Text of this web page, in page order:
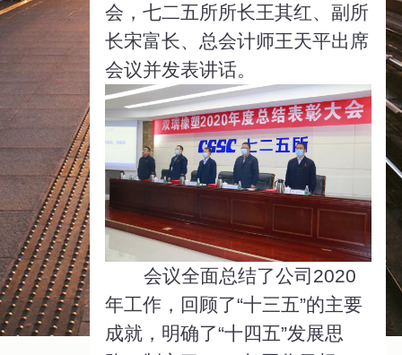
会，七二五所所长王其红、副所
长宋富长、总会计师王天平出席
会议并发表讲话。
会议全面总结了公司2020
年工作，回顾了“十三五”的主要
成就，明确了“十四五”发展思